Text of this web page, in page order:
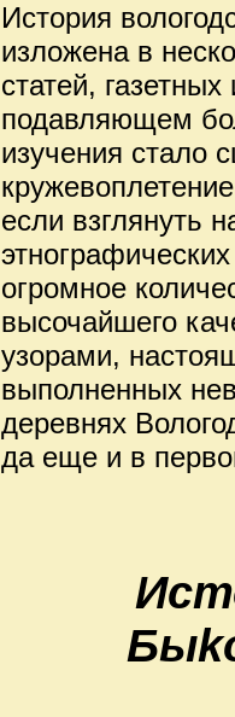
История
изложена в
статей,
подавляющем
изучения стало
если взглянуть
огромное
высочайшего
узорами,
выполненных
деревнях
да еще и в